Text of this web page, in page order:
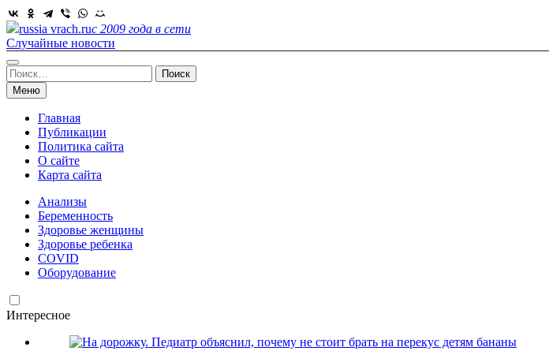
Skip
to
content
russia vrach.ruс 2009 года в сети
Случайные новости
Найти:
Меню
Главная
Публикации
Политика сайта
О сайте
Карта сайта
Анализы
Беременность
Здоровье женщины
Здоровье ребенка
COVID
Оборудование
Интересное